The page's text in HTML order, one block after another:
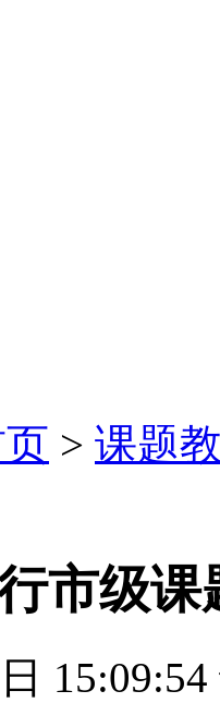
> 课题
市级课
15:09:54